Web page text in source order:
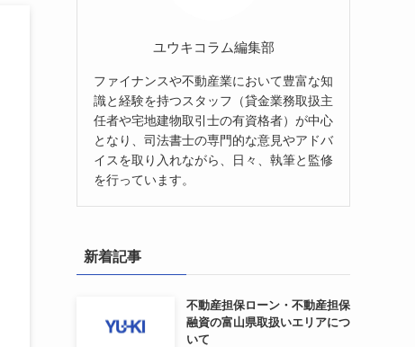
ユウキコラム編集部
ファイナンスや不動産業において豊富な知
識と経験を持つスタッフ（貸金業務取扱主
任者や宅地建物取引士の有資格者）が中心
となり、司法書士の専門的な意見やアドバ
イスを取り入れながら、日々、執筆と監修
を行っています。
新着記事
不動産担保ローン・不動産担保
融資の富山県取扱いエリアにつ
いて